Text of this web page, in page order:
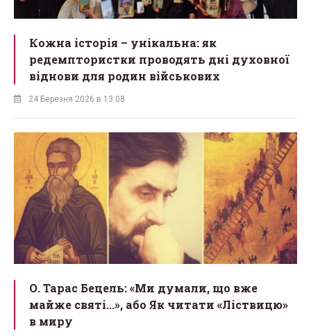
Кожна історія – унікальна: як
редемптористки проводять дні духовної
віднови для родин військових
24 Березня 2026 в 13:08
О. Тарас Бецель: «Ми думали, що вже
майже святі...», або Як читати «Ліствицю»
в миру